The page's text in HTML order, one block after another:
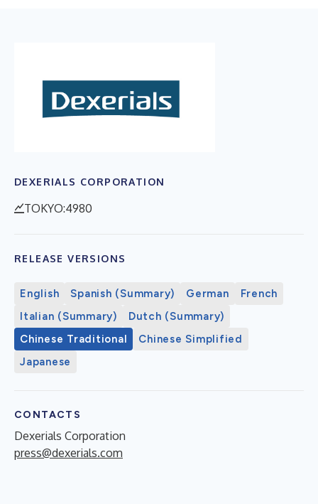
DEXERIALS CORPORATION
TOKYO:4980
RELEASE VERSIONS
English Spanish (Summary) German
French
Italian (Summary)
Dutch (Summary)
Chinese Traditional
Chinese Simplified
Japanese
CONTACTS
Dexerials Corporation
press@dexerials.com